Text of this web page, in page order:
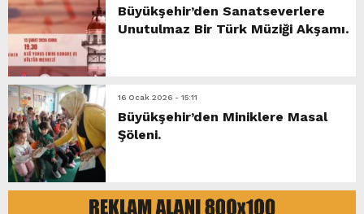
Büyükşehir’den Sanatseverlere
Unutulmaz Bir Türk Müziği Akşamı.
16 Ocak 2026 - 15:11
Büyükşehir’den Miniklere Masal
Şöleni.